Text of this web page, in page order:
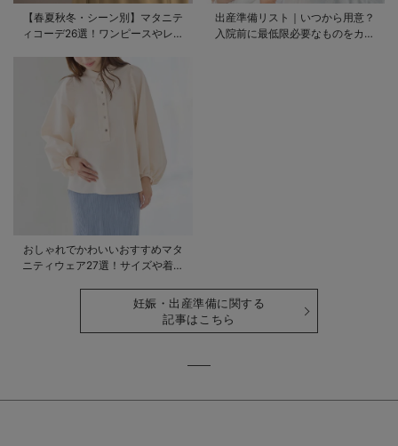
【春夏秋冬・シーン別】マタニテ
ィコーデ26選！ワンピースやレギ
出産準備リスト｜いつから用意？
入院前に最低限必要なものをカテ
おしゃれでかわいいおすすめマタ
ニティウェア27選！サイズや着る
妊娠・出産準備に関する
記事はこちら